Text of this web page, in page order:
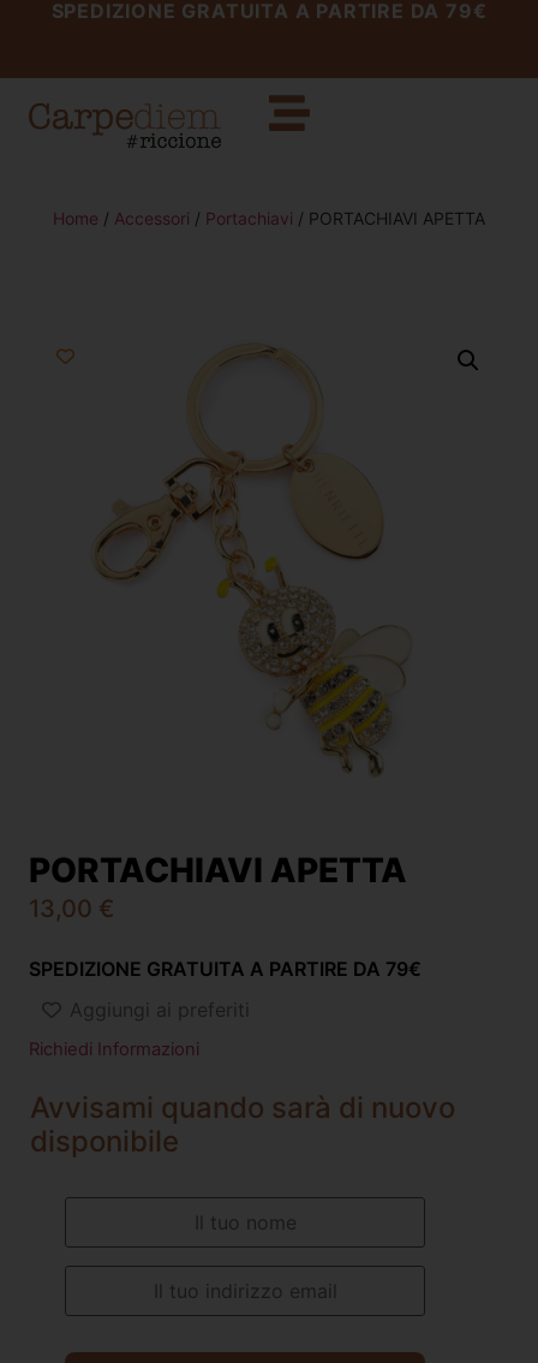
SPEDIZIONE GRATUITA A PARTIRE DA 79€
Home / Accessori / Portachiavi / PORTACHIAVI APETTA
PORTACHIAVI APETTA
13,00 €
SPEDIZIONE GRATUITA A PARTIRE DA 79€
Aggiungi ai preferiti
Richiedi Informazioni
Avvisami quando sarà di nuovo
disponibile